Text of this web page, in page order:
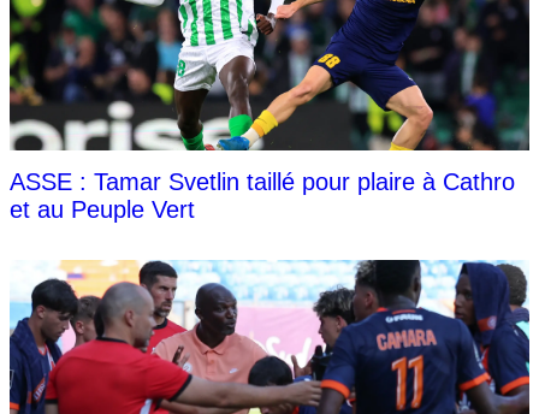
ASSE : Tamar Svetlin taillé pour plaire à Cathro
et au Peuple Vert